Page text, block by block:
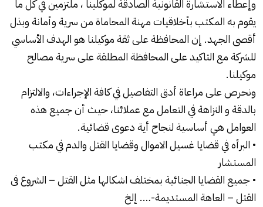
وإعطاء الاستشارة القانونية الصادقة لموكلينا ، ملتزمين في كل ما
يقوم به المكتب بأخلاقيات مهنة المحاماة من سرية وأمانة وبذل
أقصى الجهد. إن المحافظة على ثقة موكيلنا هو الهدف الأساسي
للشركة مع التاكيد على المحافظة المطلقة على سرية مصالح
موكيلنا.
ونحرص على مراعاة أدق التفاصيل في كافة الإجراءات، والالتزام
بالدقة و النزاهة في التعامل مع عملائنا، حيث أن جميع هذه
العوامل هي أساسية لنجاح أية دعوى قضائية.
• البرأه في قضايا غسيل الاموال وقضايا القتل والدم في مكتب
المستشار
• جميع القضايا الجنائية بمختلف اشكالها مثل القتل – الشروع فى
القتل – العاهة المستديمة-…. إلخ